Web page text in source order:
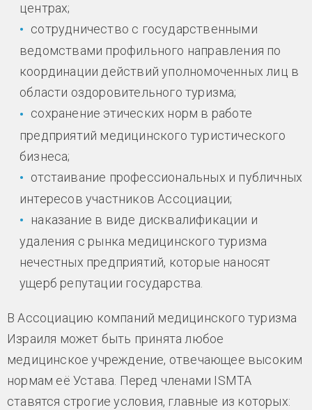
центрах;
сотрудничество с государственными
ведомствами профильного направления по
координации действий уполномоченных лиц в
области оздоровительного туризма;
сохранение этических норм в работе
предприятий медицинского туристического
бизнеса;
отстаивание профессиональных и публичных
интересов участников Ассоциации;
наказание в виде дисквалификации и
удаления с рынка медицинского туризма
нечестных предприятий, которые наносят
ущерб репутации государства.
В Ассоциацию компаний медицинского туризма
Израиля может быть принята любое
медицинское учреждение, отвечающее высоким
нормам её Устава. Перед членами ISMTA
ставятся строгие условия, главные из которых: